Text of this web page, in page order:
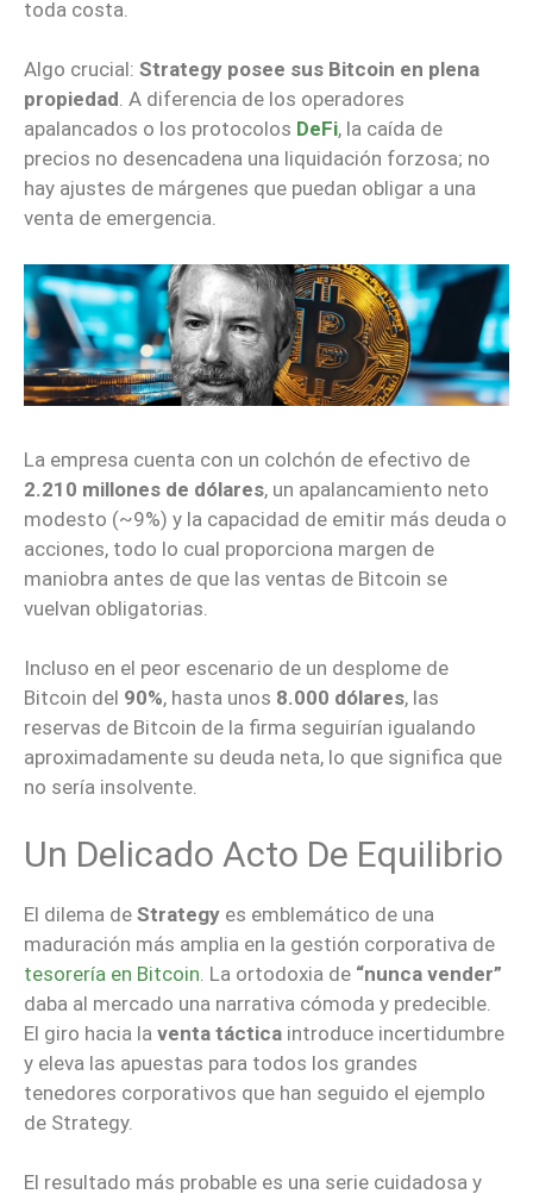
toda costa.
Algo crucial: Strategy posee sus Bitcoin en plena
propiedad. A diferencia de los operadores
apalancados o los protocolos DeFi, la caída de
precios no desencadena una liquidación forzosa; no
hay ajustes de márgenes que puedan obligar a una
venta de emergencia.
La empresa cuenta con un colchón de efectivo de
2.210 millones de dólares, un apalancamiento neto
modesto (~9%) y la capacidad de emitir más deuda o
acciones, todo lo cual proporciona margen de
maniobra antes de que las ventas de Bitcoin se
vuelvan obligatorias.
Incluso en el peor escenario de un desplome de
Bitcoin del 90%, hasta unos 8.000 dólares, las
reservas de Bitcoin de la firma seguirían igualando
aproximadamente su deuda neta, lo que significa que
no sería insolvente.
Un Delicado Acto De Equilibrio
El dilema de Strategy es emblemático de una
maduración más amplia en la gestión corporativa de
tesorería en Bitcoin . La ortodoxia de “nunca vender”
daba al mercado una narrativa cómoda y predecible.
El giro hacia la venta táctica introduce incertidumbre
y eleva las apuestas para todos los grandes
tenedores corporativos que han seguido el ejemplo
de Strategy.
El resultado más probable es una serie cuidadosa y